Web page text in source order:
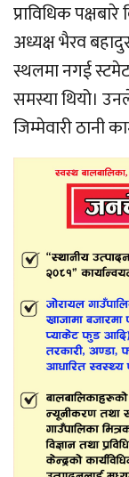
प्राविधिक
अध्यक्ष भैरव
स्थलमा नगई
समस्या थियो।
जिम्मेवारी ठानी